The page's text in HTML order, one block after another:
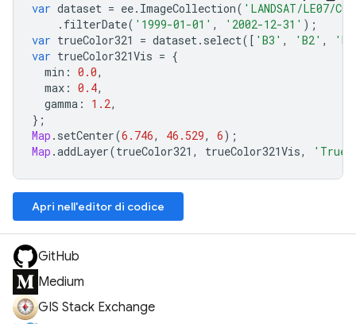
var dataset = ee. ImageCollection( 'LANDSAT/LE07/
. filterDate( '1999-01-01' , '2002-12-31' );
var trueColor321 = dataset. select([ 'B3' , 'B2' ,
var trueColor321Vis = {
min : 0.0,
max : 0.4,
gamma : 1.2,
};
Map . setCenter(6.746, 46.529, 6);
Map .addLayer(trueColor321 , trueColor321Vis, 'True
Apri nell'editor di codice
GitHub
Medium
GIS Stack Exchange